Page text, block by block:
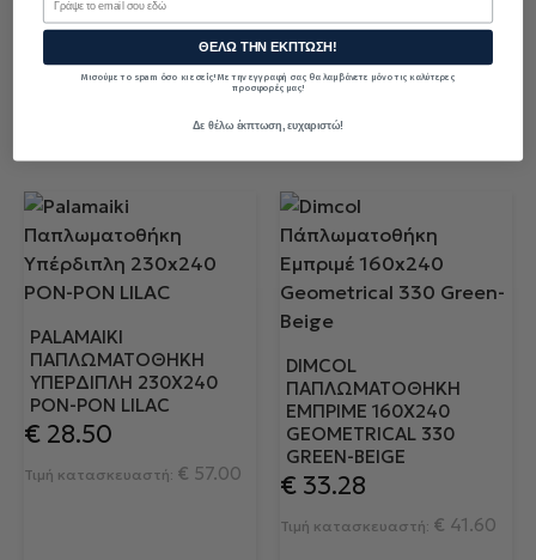
Τιμή κατασκευαστή:
ΣΤΟ ΚΑΛΑΘΙ ΣΤΟ ΚΑΛΑΘΙ
PALAMAIKI
ΠΑΠΛΩΜΑΤΟΘΉΚΗ
ΥΠΈΡΔΙΠΛΗ 230X240
PON-PON LILAC
€ 28.50
Τιμή κατασκευαστή: € 57.00
DIMCOL
ΠΆΠΛΩΜΑΤΟΘΉΚΗ
ΕΜΠΡΙΜΈ 160X240
GEOMETRICAL 330
GREEN-BEIGE
€33.28
Τιμή κατασκευαστή: € 41.60
ΘΕΛΩ ΤΗΝ ΕΚΠΤΩΣΗ!
Μισούμε το spam όσο κι εσείς! Με την εγγραφή σας θα λαμβάνετε μόνο τις καλύτερες
προσφορές μας!
Δε θέλω έκπτωση, ευχαριστώ!